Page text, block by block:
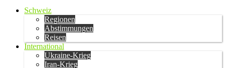
Schweiz
Regionen
Abstimmungen
Reisen
International
Ukraine-Krieg
Iran-Krieg